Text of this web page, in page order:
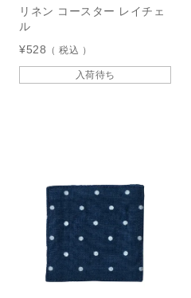
リネン コースター レイチェ
ル
¥528 税込
入荷待ち